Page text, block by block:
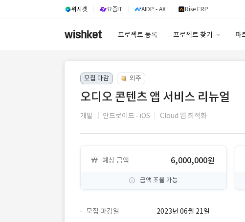
위시켓 요즘IT AIDP - AX Rise ERP
프로젝트 등록 프로젝트 찾기 파
모집 마감 외주
오디오 콘텐츠 앱 서비스 리뉴얼
개발 안드로이드 iOS Cloud 앱 최적화
예상 금액 6,000,000원
금액 조율 가능
모집 마감일 2023년 06월 21일